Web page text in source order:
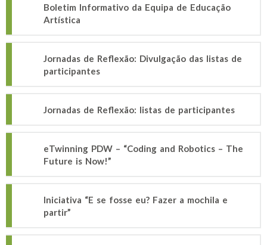
Boletim Informativo da Equipa de Educação
Artística
Jornadas de Reflexão: Divulgação das listas de
participantes
Jornadas de Reflexão: listas de participantes
eTwinning PDW – “Coding and Robotics – The
Future is Now!”
Iniciativa “E se fosse eu? Fazer a mochila e
partir”